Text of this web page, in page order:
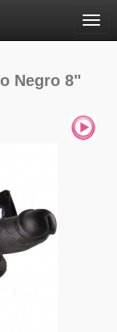
Menú
8" (20cm)
Negro 8"